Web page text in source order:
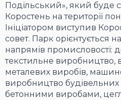
Подільський», який буде
Коростень на території
Ініціатором виступив
совет. Парк орієнтується
напрямів промисловості:
текстильне виробництво,
металевих виробів,
виробництво будівельних
бетонними виробами,